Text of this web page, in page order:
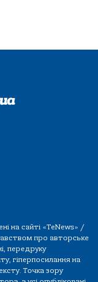
на сайті «TeNews» /
про авторське
передруку
гіперпосилання на
Точка зору